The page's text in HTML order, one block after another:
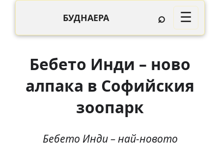
БУДНАЕРА ⌕ ☰
Бебето Инди – ново
алпака в Софийския
зоопарк
Бебето Инди – най-новото